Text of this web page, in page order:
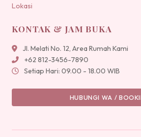
Lokasi
KONTAK & JAM BUKA
Jl. Melati No. 12, Area Rumah Kami
+62 812-3456-7890
Setiap Hari: 09.00 - 18.00 WIB
HUBUNGI WA /